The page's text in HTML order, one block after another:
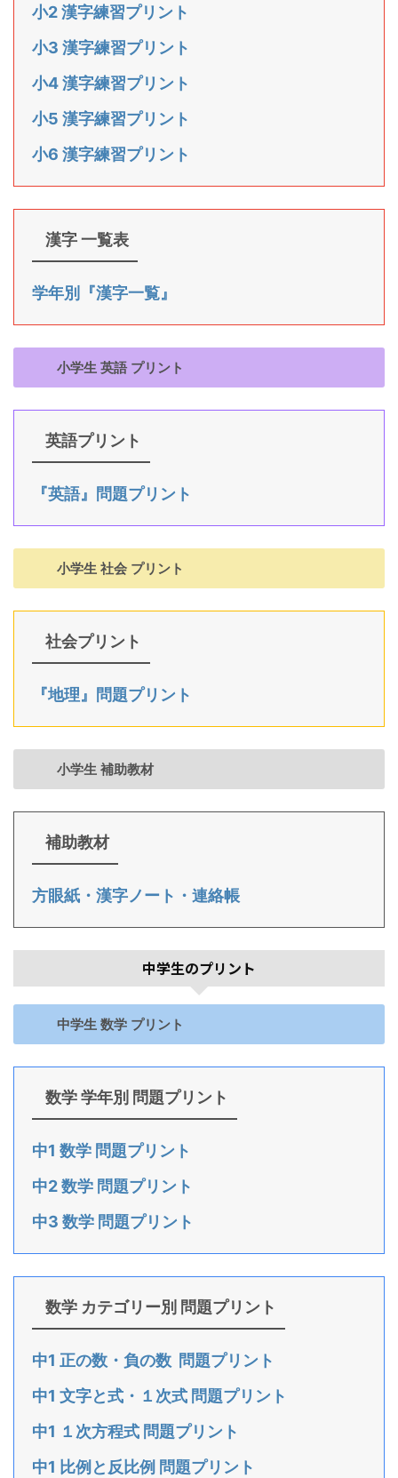
小2 漢字練習プリント
小3 漢字練習プリント
小4 漢字練習プリント
小5 漢字練習プリント
小6 漢字練習プリント
漢字 一覧表
学年別『漢字一覧』
小学生 英語 プリント
英語プリント
『英語』問題プリント
小学生 社会 プリント
社会プリント
『地理』問題プリント
小学生 補助教材
補助教材
方眼紙・漢字ノート・連絡帳
中学生のプリント
中学生 数学 プリント
数学 学年別 問題プリント
中1 数学 問題プリント
中2 数学 問題プリント
中3 数学 問題プリント
数学 カテゴリー別 問題プリント
中1 正の数・負の数 問題プリント
中1 文字と式・１次式 問題プリント
中1 １次方程式 問題プリント
中1 比例と反比例 問題プリント